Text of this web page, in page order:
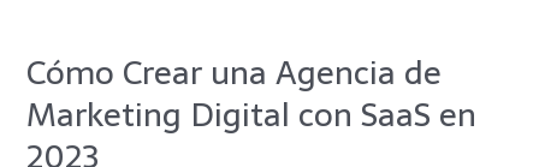
Cómo Crear una Agencia de
Marketing Digital con SaaS en
Cómo
Crear
una